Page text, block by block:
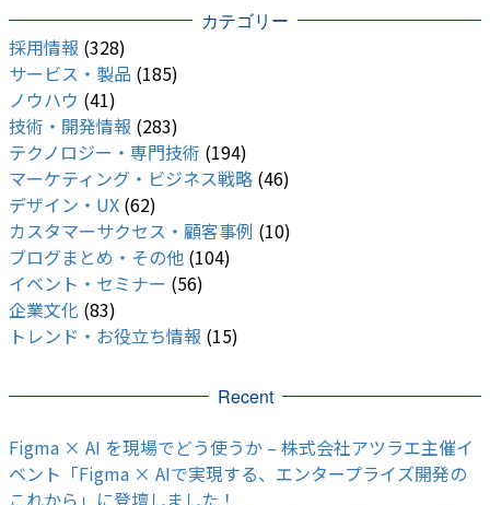
カテゴリー
採用情報 (328)
サービス・製品 (185)
ノウハウ (41)
技術・開発情報 (283)
テクノロジー・専門技術 (194)
マーケティング・ビジネス戦略 (46)
デザイン・UX (62)
カスタマーサクセス・顧客事例 (10)
ブログまとめ・その他 (104)
イベント・セミナー (56)
企業文化 (83)
トレンド・お役立ち情報 (15)
Recent
Figma × AI を現場でどう使うか – 株式会社アツラエ主催イ
ベント「Figma × AIで実現する、エンタープライズ開発の